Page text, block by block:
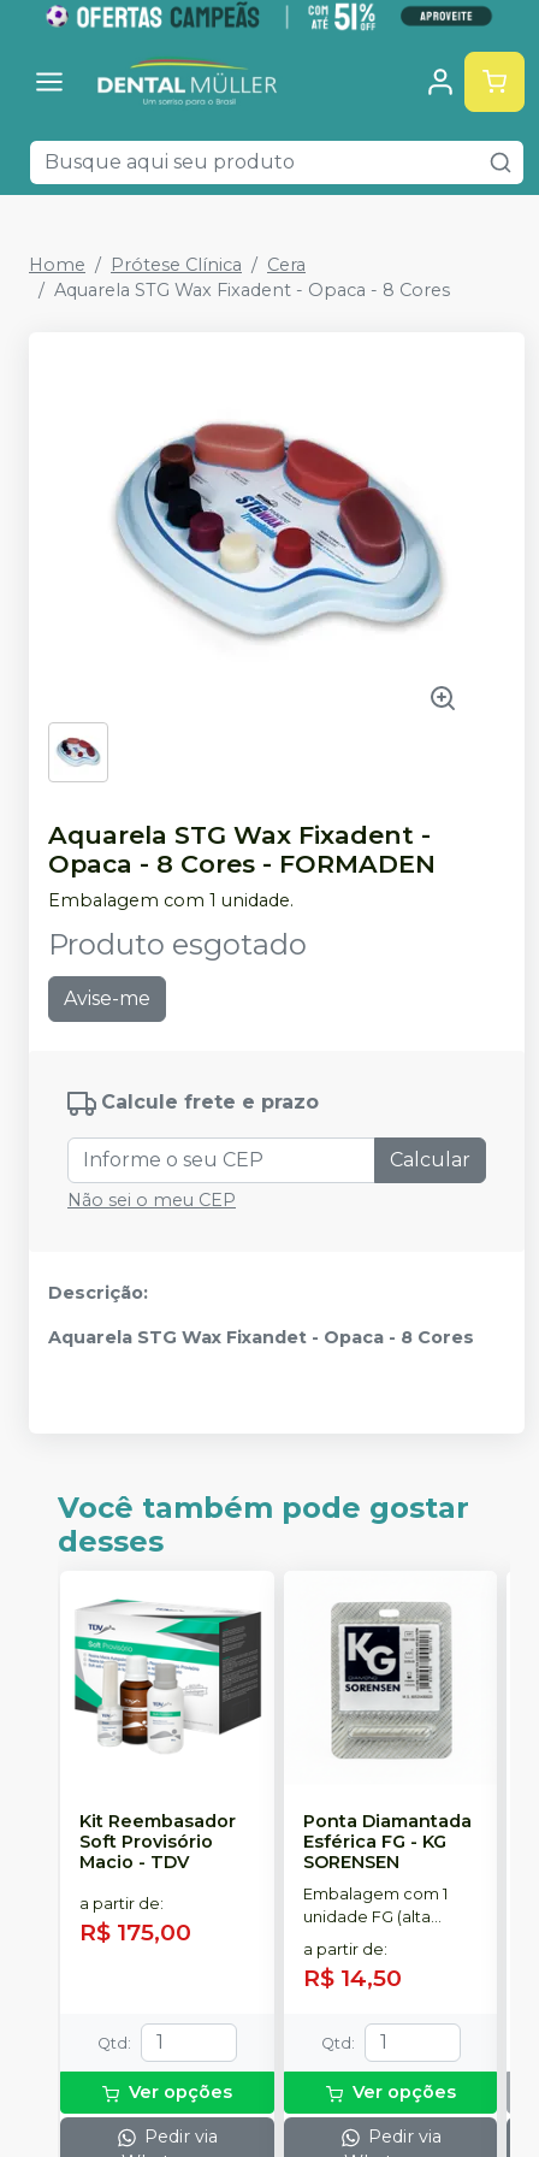
Home Prótese Clínica
Cera
Aquarela STG Wax Fixadent - Opaca - 8 Cores
Aquarela STG Wax Fixadent -
Opaca - 8 Cores - FORMADEN
Embalagem com 1 unidade.
Produto esgotado
Avise-me
Calcule frete e prazo
Calcular
Não sei o meu CEP
Descrição:
Aquarela STG Wax Fixandet - Opaca - 8 Cores
Você também pode gostar
desses
Kit Reembasador
Soft Provisório
Macio - TDV
a partir de:
R$ 175,00
Qtd :
Ver opções
Pedir via
Ponta Diamantada
Esférica FG - KG
SORENSEN
Embalagem com 1
unidade FG (alta
rotação).
a partir de:
R$ 14,50
Qtd :
Ver opções
Pedir via